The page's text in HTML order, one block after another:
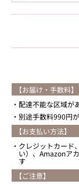
【お届け・手数料】
配達不能な区域が
別途手数料990円
【お支払い方法】
クレジットカード
い）、Amazonア
す
【ご注意】